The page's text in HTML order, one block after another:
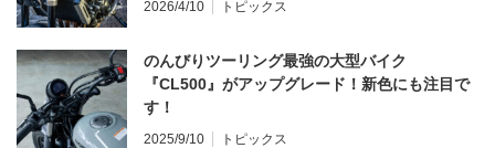
2026/4/10 トピックス
のんびりツーリング最強の大型バイク
『CL500』がアップグレード！新色にも注目で
す！
2025/9/10 トピックス